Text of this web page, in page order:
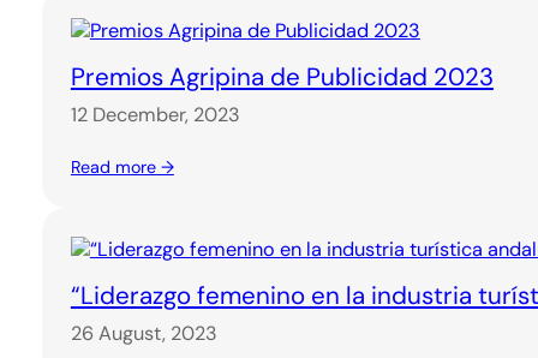
Premios Agripina de Publicidad 2023
12 December, 2023
Read more →
“Liderazgo femenino en la industria
26 August, 2023